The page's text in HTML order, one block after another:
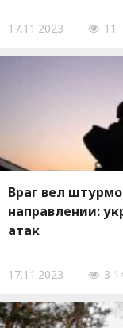
17.11.2023 11
Враг вел
направлении:
атак
17.11.2023 3